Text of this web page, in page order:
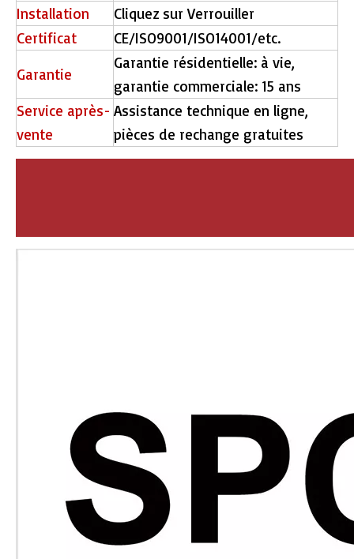
Installation
Cliquez sur Verrouiller
Certificat
CE/ISO9001/ISO14001/etc.
Garantie
Garantie résidentielle: à vie,
garantie commerciale: 15 ans
Service après-
vente
Assistance technique en ligne,
pièces de rechange gratuites